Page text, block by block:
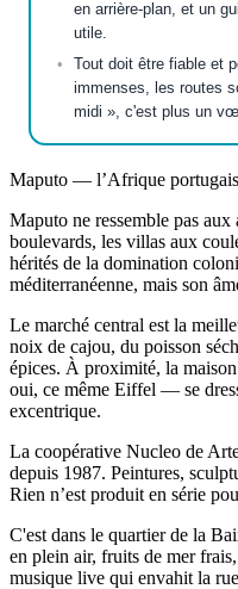
en arrière-plan, et un
utile.
Tout doit être fiable et
immenses, les routes
midi », c'est plus un
Maputo — l’Afrique
Maputo ne ressemble pas
boulevards, les villas aux
hérités de la domination
méditerranéenne, mais son
Le marché central est la
noix de cajou, du poisson
épices. À proximité, la
oui, ce même Eiffel — se
excentrique.
La coopérative Nucleo de
depuis 1987. Peintures,
Rien n’est produit en série
C'est dans le quartier de la
en plein air, fruits de mer
musique live qui envahit la